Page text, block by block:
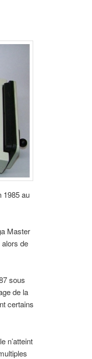
1985 au
Master
de
sous
de la
certains
n’atteint